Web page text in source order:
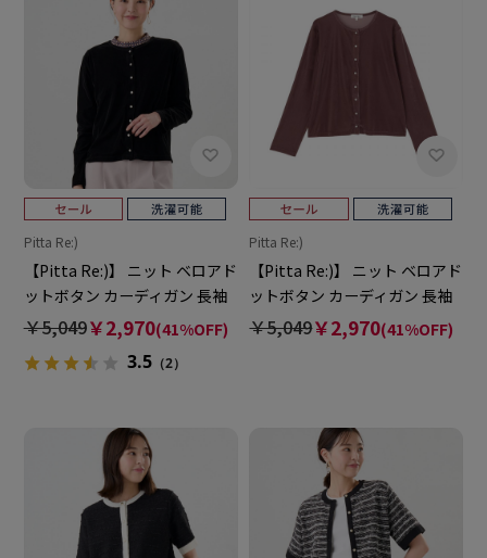
Pitta Re:)
【Pitta Re:)】 ニット ベロアド
ットボタン カーディガン 長袖
レディース
￥5,049￥2,970(41%OFF)
3.5（2）
Pitta Re:)
【Pitta Re:)】 ニット ベロアド
ットボタン カーディガン 長袖
レディース
￥5,049￥2,970(41%OFF)